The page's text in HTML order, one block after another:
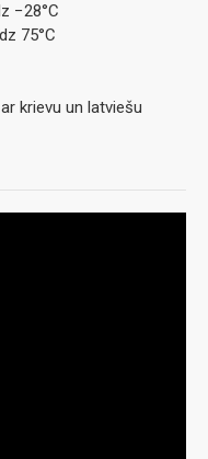
−28°C
75°C
krievu un latviešu